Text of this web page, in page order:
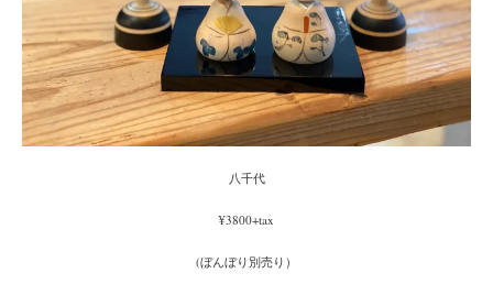
八千代
¥3800+tax
(ぼんぼり別売り）